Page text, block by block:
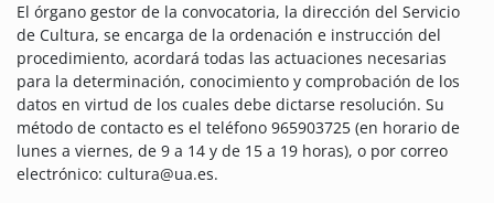
El órgano gestor de la convocatoria, la dirección del Servicio
de Cultura, se encarga de la ordenación e instrucción del
procedimiento, acordará todas las actuaciones necesarias
para la determinación, conocimiento y comprobación de los
datos en virtud de los cuales debe dictarse resolución. Su
método de contacto es el teléfono 965903725 (en horario de
lunes a viernes, de 9 a 14 y de 15 a 19 horas), o por correo
electrónico: cultura@ua.es.